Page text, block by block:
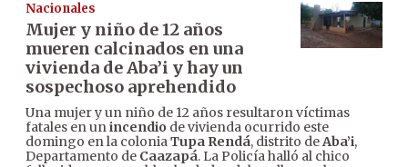
Nacionales
Mujer y niño de 12 años
mueren calcinados en una
vivienda de Aba’i y hay un
sospechoso aprehendido
Una mujer y un niño de 12 años resultaron víctimas
fatales en unincendio de vivienda ocurrido este
domingo en la coloniaTupa Rendá, distrito deAba’i,
Departamento de Caazapá. La Policía halló al chico